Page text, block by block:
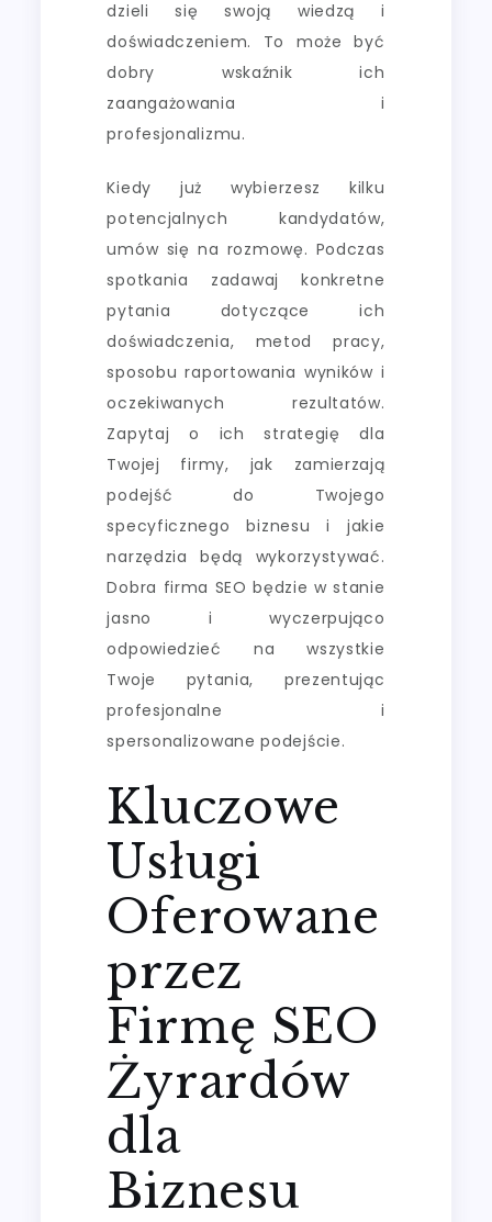
dzieli się swoją wiedzą i
doświadczeniem. To może być
dobry wskaźnik ich
zaangażowania i
profesjonalizmu.
Kiedy już wybierzesz kilku
potencjalnych kandydatów,
umów się na rozmowę. Podczas
spotkania zadawaj konkretne
pytania dotyczące ich
doświadczenia, metod pracy,
sposobu raportowania wyników i
oczekiwanych rezultatów.
Zapytaj o ich strategię dla
Twojej firmy, jak zamierzają
podejść do Twojego
specyficznego biznesu i jakie
narzędzia będą wykorzystywać.
Dobra firma SEO będzie w stanie
jasno i wyczerpująco
odpowiedzieć na wszystkie
Twoje pytania, prezentując
profesjonalne i
spersonalizowane podejście.
Kluczowe
Usługi
Oferowane
przez
Firmę SEO
Żyrardów
dla
Biznesu